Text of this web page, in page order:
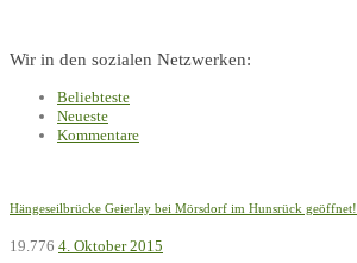
Wir in den sozialen Netzwerken:
Beliebteste
Neueste
Kommentare
Hängeseilbrücke Geierlay bei Mörsdorf im Hunsrück geöffnet!
19.776 4. Oktober 2015